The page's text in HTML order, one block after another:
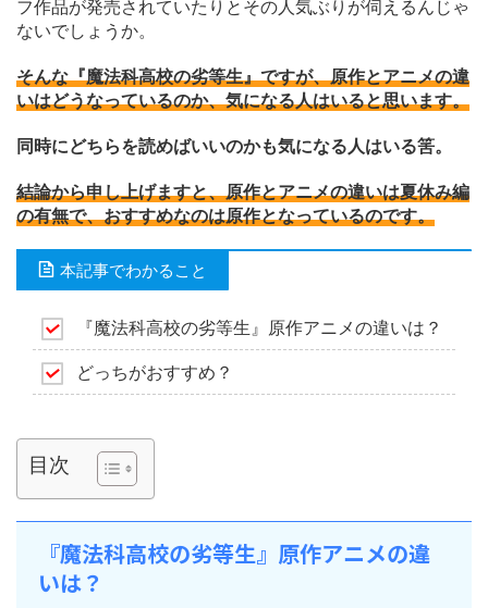
フ作品が発売されていたりとその人気ぶりが伺えるんじゃ
ないでしょうか。
そんな『魔法科高校の劣等生』ですが、原作とアニメの違
いはどうなっているのか、気になる人はいると思います。
同時にどちらを読めばいいのかも気になる人はいる筈。
結論から申し上げますと、原作とアニメの違いは夏休み編
の有無で、おすすめなのは原作となっているのです。
本記事でわかること
『魔法科高校の劣等生』原作アニメの違いは？
どっちがおすすめ？
目次
『魔法科高校の劣等生』原作アニメの違
いは？